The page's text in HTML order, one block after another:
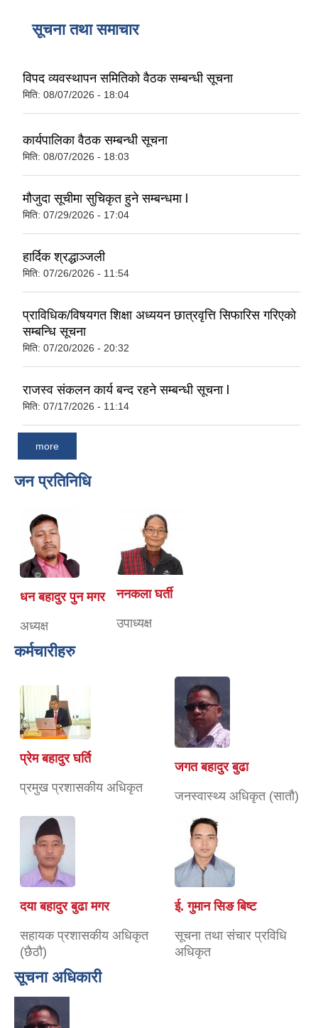
सूचना तथा समाचार
विपद व्यवस्थापन समितिको वैठक सम्बन्धी सूचना
मिति: 08/07/2026 - 18:04
कार्यपालिका वैठक सम्बन्धी सूचना
मिति: 08/07/2026 - 18:03
मौजुदा सूचीमा सुचिकृत हुने सम्बन्धमा l
मिति: 07/29/2026 - 17:04
हार्दिक श्रद्धाञ्जली
मिति: 07/26/2026 - 11:54
प्राविधिक/विषयगत शिक्षा अध्ययन छात्रवृत्ति सिफारिस गरिएकाे
सम्बन्धि सूचना
मिति: 07/20/2026 - 20:32
राजस्व संकलन कार्य बन्द रहने सम्बन्धी सूचना l
मिति: 07/17/2026 - 11:14
more
जन प्रतिनिधि
धन बहादुर पुन मगर
अध्यक्ष
ननकला घर्ती
उपाध्यक्ष
कर्मचारीहरु
प्रेम बहादुर घर्ति
प्रमुख प्रशासकीय अधिकृत
जगत बहादुर बुढा
जनस्वास्थ्य अधिकृत (सातौ)
दया बहादुर बुढा मगर
सहायक प्रशासकीय अधिकृत
(छैठौ)
ई. गुमान सिङ बिष्ट
सूचना तथा संचार प्रविधि
अधिकृत
सूचना अधिकारी